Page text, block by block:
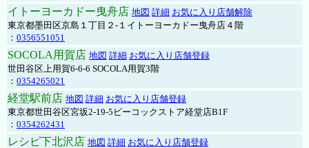
イトーヨーカドー曳舟店 地図 詳細 お気に入り店舗解除
東京都墨田区京島１丁目２-１イトーヨーカドー曳舟店４階
： 0356551051
SOCOLA用賀店 地図 詳細 お気に入り店舗登録
世田谷区上用賀6-6-6 SOCOLA用賀3階
： 0354265021
経堂駅前店 地図 詳細 お気に入り店舗登録
東京都世田谷区宮坂2-19-5ピーコックストア経堂店B1F
： 0354262431
レシピ下北沢店 地図 詳細 お気に入り店舗登録